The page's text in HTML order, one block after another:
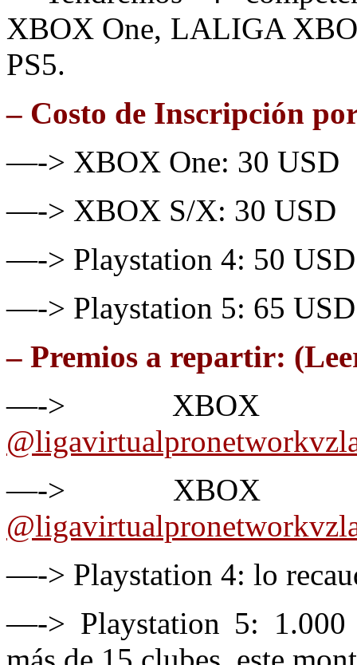
XBOX One, LALIGA
PS5.
– Costo de Inscripción
—-> XBOX One: 30 USD
—-> XBOX S/X: 30 USD
—-> Playstation 4: 50 USD
—-> Playstation 5: 65 USD
– Premios a repartir:
—-> XBOX
—-> XBOX
—-> Playstation 4: lo
—-> Playstation 5: 1.000